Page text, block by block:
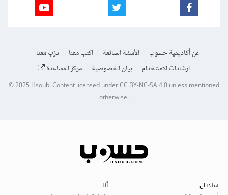
عن أكاديمية حسوب الأسئلة الشائعة اكتب معنا
درّب معنا
إرشادات الاستخدام
بيان الخصوصية مركز المساعدة
© 2025Hsoub.Content licensed underCC BY-NC-SA 4.0unless mentioned
otherwise.